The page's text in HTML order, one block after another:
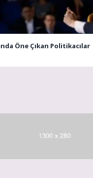
Öne Çıkan Politikacılar